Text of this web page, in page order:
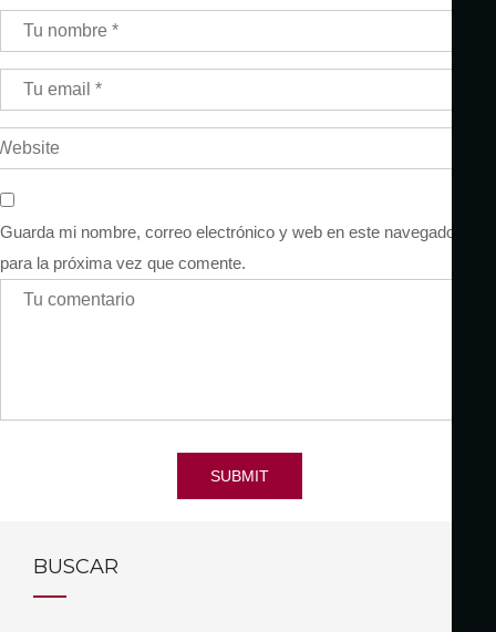
Guarda mi nombre, correo electrónico y web en este navegador
para la próxima vez que comente.
SUBMIT
BUSCAR